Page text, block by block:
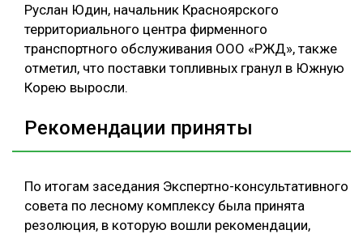
Руслан Юдин, начальник Красноярского
территориального центра фирменного
транспортного обслуживания ООО «РЖД», также
отметил, что поставки топливных гранул в Южную
Корею выросли.
Рекомендации приняты
По итогам заседания Экспертно-консультативного
совета по лесному комплексу была принята
резолюция, в которую вошли рекомендации,